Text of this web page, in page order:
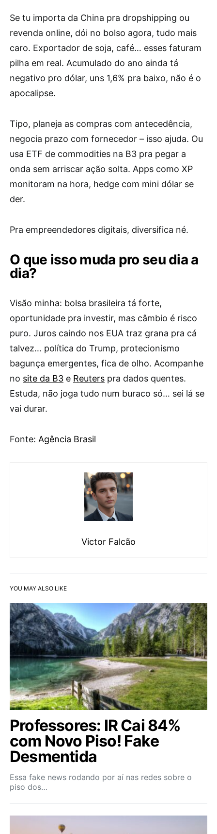
Se tu importa da China pra dropshipping ou
revenda online, dói no bolso agora, tudo mais
caro. Exportador de soja, café… esses faturam
pilha em real. Acumulado do ano ainda tá
negativo pro dólar, uns 1,6% pra baixo, não é o
apocalipse.
Tipo, planeja as compras com antecedência,
negocia prazo com fornecedor – isso ajuda. Ou
usa ETF de commodities na B3 pra pegar a
onda sem arriscar ação solta. Apps como XP
monitoram na hora, hedge com mini dólar se
der.
Pra empreendedores digitais, diversifica né.
O que isso muda pro seu dia a
dia?
Visão minha: bolsa brasileira tá forte,
oportunidade pra investir, mas câmbio é risco
puro. Juros caindo nos EUA traz grana pra cá
talvez… política do Trump, protecionismo
bagunça emergentes, fica de olho. Acompanhe
no site da B3 e Reuters pra dados quentes.
Estuda, não joga tudo num buraco só… sei lá se
vai durar.
Fonte: Agência Brasil
Victor Falcão
YOU MAY ALSO LIKE
Professores: IR Cai 84%
com Novo Piso! Fake
Desmentida
Essa fake news rodando por aí nas redes sobre o
piso dos…